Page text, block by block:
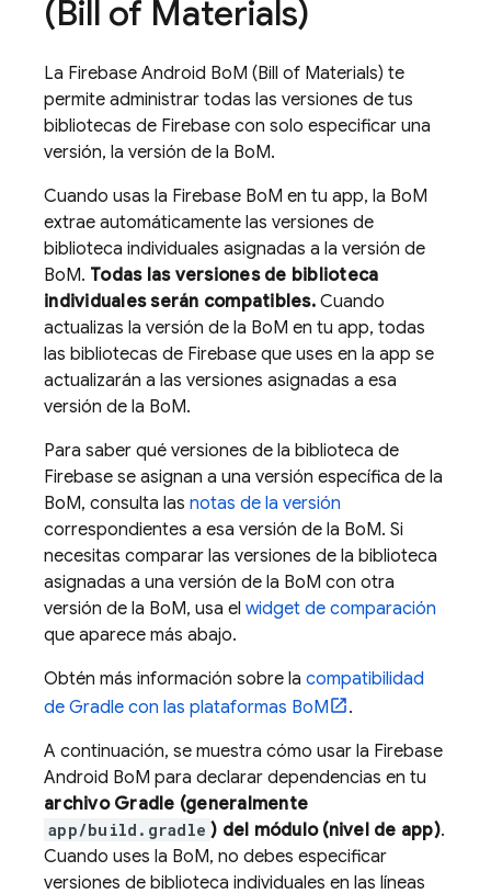
(Bill of Materials)
La Firebase Android BoM (Bill of Materials) te
permite administrar todas las versiones de tus
bibliotecas de Firebase con solo especificar una
versión, la versión de la BoM.
Cuando usas la Firebase BoM en tu app, la BoM
extrae automáticamente las versiones de
biblioteca individuales asignadas a la versión de
BoM. Todas las versiones de biblioteca
individuales serán compatibles.Cuando
actualizas la versión de la BoM en tu app, todas
las bibliotecas de Firebase que uses en la app se
actualizarán a las versiones asignadas a esa
versión de la BoM.
Para saber qué versiones de la biblioteca de
Firebase se asignan a una versión específica de la
BoM, consulta las notas de la versión
correspondientes a esa versión de la BoM. Si
necesitas comparar las versiones de la biblioteca
asignadas a una versión de la BoM con otra
versión de la BoM, usa el widget de comparación
que aparece más abajo.
Obtén más información sobre la compatibilidad
de Gradle con las plataformas BoM
.
A continuación, se muestra cómo usar la Firebase
Android BoM para declarar dependencias en tu
archivo Gradle (generalmente
app/build.gradle ) del módulo (nivel de app).
Cuando uses la BoM, no debes especificar
versiones de biblioteca individuales en las líneas